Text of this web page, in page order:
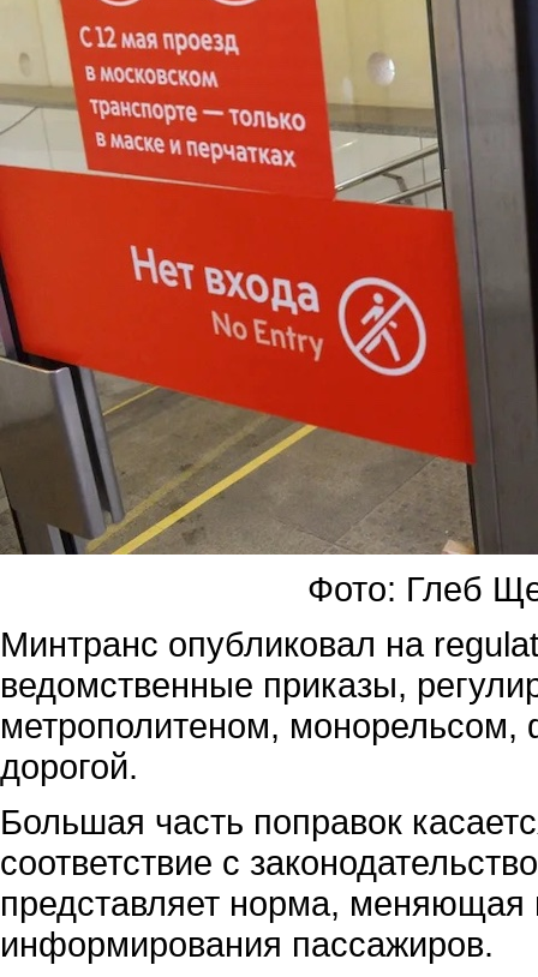
Фото: Глеб
Минтранс опубликовал на
ведомственные приказы,
метрополитеном, монорельсом,
дорогой.
Большая часть поправок
соответствие с
представляет норма, меняющая
информирования пассажиров.